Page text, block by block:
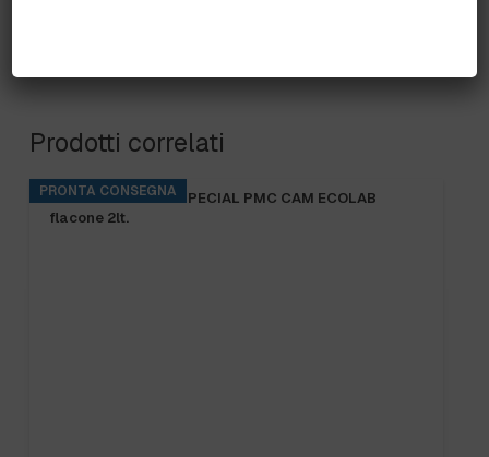
Prodotti correlati
PRONTA CONSEGNA
KITCHENPRO DES SPECIAL PMC CAM ECOLAB
flacone 2lt.